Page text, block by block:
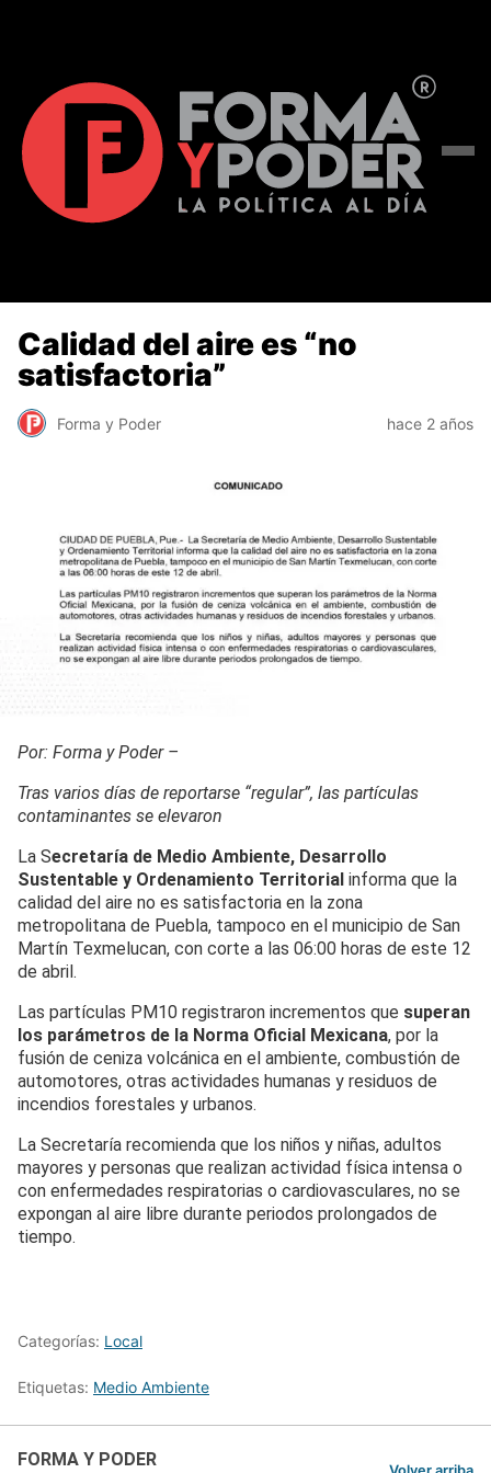
Calidad del aire es “no
satisfactoria”
Forma y Poder hace 2 años
Por: Forma y Poder –
Tras varios días de reportarse “regular”, las partículas
contaminantes se elevaron
La Secretaría de Medio Ambiente, Desarrollo
Sustentable y Ordenamiento Territorial informa que la
calidad del aire no es satisfactoria en la zona
metropolitana de Puebla, tampoco en el municipio de San
Martín Texmelucan, con corte a las 06:00 horas de este 12
de abril.
Las partículas PM10 registraron incrementos que superan
los parámetros de la Norma Oficial Mexicana, por la
fusión de ceniza volcánica en el ambiente, combustión de
automotores, otras actividades humanas y residuos de
incendios forestales y urbanos.
La Secretaría recomienda que los niños y niñas, adultos
mayores y personas que realizan actividad física intensa o
con enfermedades respiratorias o cardiovasculares, no se
expongan al aire libre durante periodos prolongados de
tiempo.
Categorías: Local
Etiquetas: Medio Ambiente
FORMA Y PODER